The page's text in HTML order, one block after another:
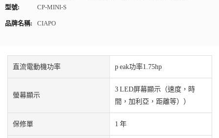
型號:
CP-MINI-S
品牌名稱: CIAPO
直流電動機功率 p eak功率1.75hp
螢幕顯示
3 LED屏幕顯示（速度，時
間，加利亞，距離等））
保修單 1 年